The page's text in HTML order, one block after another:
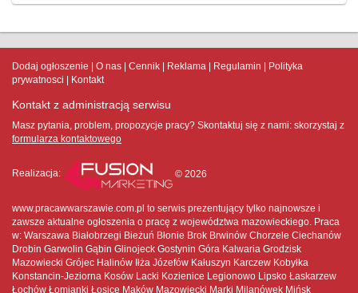
Dodaj ogłoszenie O nas Cennik Reklama Regulamin
Polityka
prywatnosci
Kontakt
Kontakt z administracją serwisu
Masz pytania, problem, propozycje pracy? Skontaktuj się z nami: skorzystaj z
formularza kontaktowego
Realizacja: © 2026
www.pracawwarszawie.com.pl to serwis prezentujący tylko najnowsze i
zawsze aktualne ogłoszenia o pracę z województwa mazowieckiego. Praca
w: Warszawa Białobrzegi Bieżuń Błonie Brok Brwinów Chorzele Ciechanów
Drobin Garwolin Gąbin Glinojeck Gostynin Góra Kalwaria Grodzisk
Mazowiecki Grójec Halinów Iłża Józefów Kałuszyn Karczew Kobyłka
Konstancin-Jeziorna Kosów Lacki Kozienice Legionowo Lipsko Łaskarzew
Łochów Łomianki Łosice Maków Mazowiecki Marki Milanówek Mińsk